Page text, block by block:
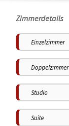
Zimmerdetails
Einzelzimmer
Doppelzimmer
Studio
Suite